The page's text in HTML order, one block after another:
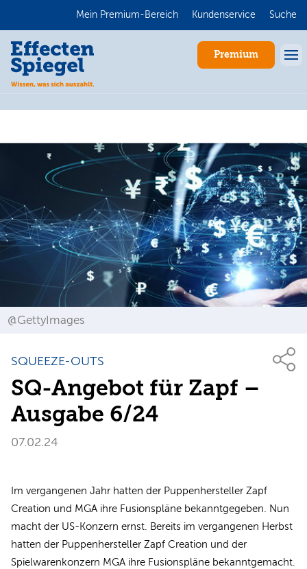
Mein Premium-Bereich Kundenservice Suche
Premium
@GettyImages
SQUEEZE-OUTS
SQ-Angebot für Zapf –
Ausgabe 6/24
07.02.24
Im vergangenen Jahr hatten der Puppenhersteller Zapf
Creation und MGA ihre Fusionspläne bekanntgegeben. Nun
macht der US-Konzern ernst. Bereits im vergangenen Herbst
hatten der Puppenhersteller Zapf Creation und der
Spielwarenkonzern MGA ihre Fusionspläne bekanntgemacht.
Anmelden